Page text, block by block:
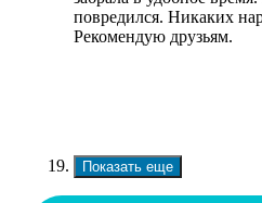
повредился. Никаких
Рекомендую друзьям.
Показать еще